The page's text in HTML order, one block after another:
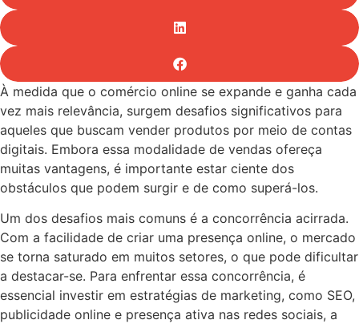
À medida que o comércio online se expande e ganha cada
vez mais relevância, surgem desafios significativos para
aqueles que buscam vender produtos por meio de contas
digitais. Embora essa modalidade de vendas ofereça
muitas vantagens, é importante estar ciente dos
obstáculos que podem surgir e de como superá-los.
Um dos desafios mais comuns é a concorrência acirrada.
Com a facilidade de criar uma presença online, o mercado
se torna saturado em muitos setores, o que pode dificultar
a destacar-se. Para enfrentar essa concorrência, é
essencial investir em estratégias de marketing, como SEO,
publicidade online e presença ativa nas redes sociais, a